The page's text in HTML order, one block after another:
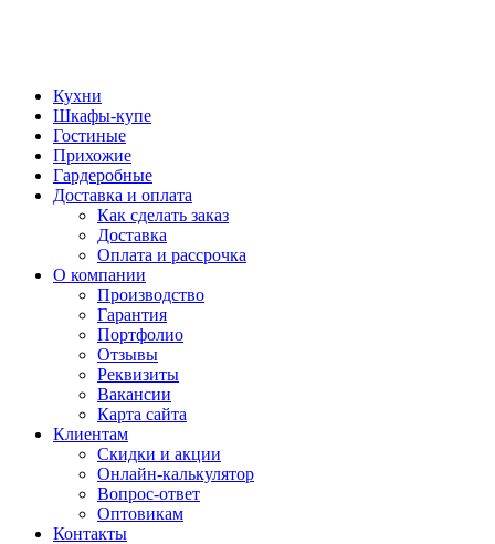
Кухни
Шкафы-купе
Гостиные
Прихожие
Гардеробные
Доставка и оплата
Как сделать заказ
Доставка
Оплата и рассрочка
О компании
Производство
Гарантия
Портфолио
Отзывы
Реквизиты
Вакансии
Карта сайта
Клиентам
Скидки и акции
Онлайн-калькулятор
Вопрос-ответ
Оптовикам
Контакты